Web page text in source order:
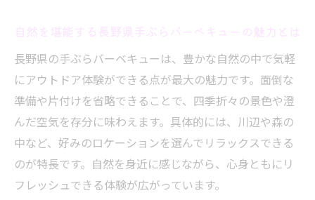
アウトドア初心者も安心の長野県てぶらプラン
アウトドア初心者に最適なてぶらバーベキ
ュープラン
長野県で安心して使えるレンタルバーベキ
ューの特徴
てぶらバーベキュー初心者向け長野県プラ
長野県の手ぶらバーベキューは、豊かな自然の中で気軽
にアウトドア体験ができる点が最大の魅力です。面倒な
準備や片付けを省略できることで、四季折々の景色や澄
んだ空気を存分に味わえます。具体的には、川辺や森の
中など、好みのロケーションを選んでリラックスできる
のが特長です。自然を身近に感じながら、心身ともにリ
フレッシュできる体験が広がっています。